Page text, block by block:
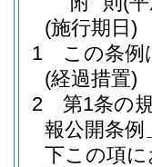
(施行期日)
1
この条例
(経過措置)
2
第1条の
報公開条
下この項